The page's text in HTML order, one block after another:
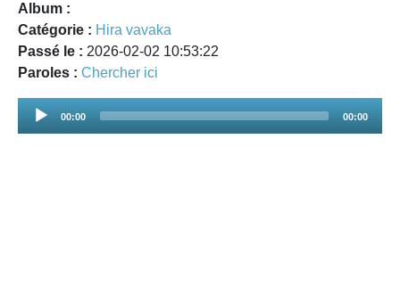
Album :
Catégorie : Hira vavaka
Passé le : 2026-02-02 10:53:22
Paroles : Chercher ici
Audio
00:00 00:00